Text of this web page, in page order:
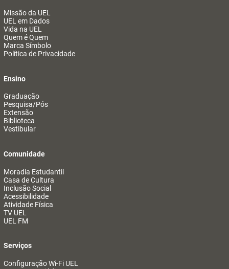
Missão da UEL
UEL em Dados
Vida na UEL
Quem é Quem
Marca Símbolo
Política de Privacidade
Ensino
Graduação
Pesquisa/Pós
Extensão
Biblioteca
Vestibular
Comunidade
Moradia Estudantil
Casa de Cultura
Inclusão Social
Acessibilidade
Atividade Física
TV UEL
UEL FM
Serviços
Configuração Wi-Fi UEL